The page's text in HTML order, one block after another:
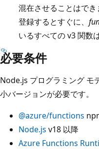
混在させることはで
登録するとすぐに、
いるすべての v3 関数
必要条件
Node.js プログラミング モ
小バージョンが必要です。
@azure/functions
Node.js v18 以降
Azure Functions